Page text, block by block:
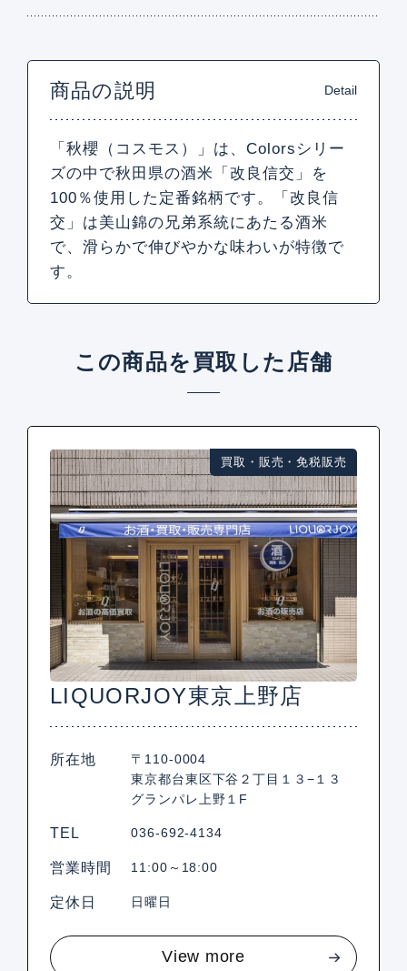
商品の説明 Detail
「秋櫻（コスモス）」は、Colorsシリー
ズの中で秋田県の酒米「改良信交」を
100％使用した定番銘柄です。「改良信
交」は美山錦の兄弟系統にあたる酒米
で、滑らかで伸びやかな味わいが特徴で
す。
この商品を買取した店舗
買取・販売・免税販売
LIQUORJOY東京上野店
所在地
〒110-0004
東京都台東区下谷２丁目１３−１３
グランパレ上野１F
TEL 036-692-4134
営業時間 11:00～18:00
定休日 日曜日
View more